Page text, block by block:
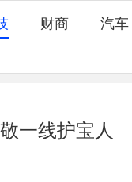
财商 汽车
一线护宝人